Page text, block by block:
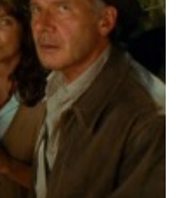
ביקורות משחקים
ספרים וקומיקס